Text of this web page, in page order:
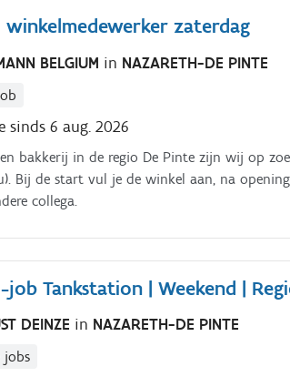
winkelmedewerker zaterdag
BELGIUM in NAZARETH-DE PINTE
sinds 6 aug. 2026
bakkerij in de regio De Pinte zijn wij op
Bij de start vul je de winkel aan, na
collega.
job Tankstation | Weekend |
DEINZE in NAZARETH-DE PINTE
jobs